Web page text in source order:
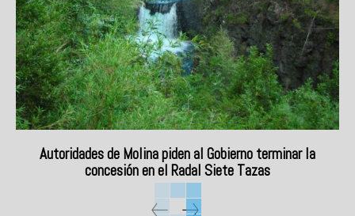
Autoridades de Molina piden al Gobierno terminar la
concesión en el Radal Siete Tazas